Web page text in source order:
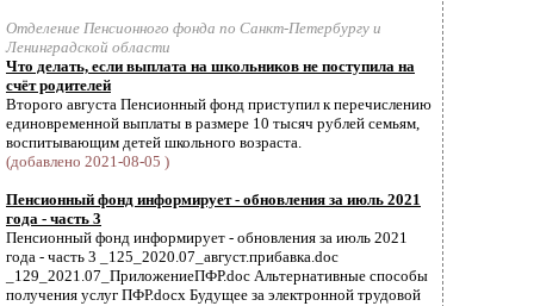
Отделение Пенсионного фонда по Санкт-Петербургу и
Ленинградской области
Что делать, если выплата на школьников не поступила на
счёт родителей
Второго августа Пенсионный фонд приступил к перечислению
единовременной выплаты в размере 10 тысяч рублей семьям,
воспитывающим детей школьного возраста.
(добавлено 2021-08-05 )
Пенсионный фонд информирует - обновления за июль 2021
года - часть 3
Пенсионный фонд информирует - обновления за июль 2021
года - часть 3 _125_2020.07_август.прибавка.doc
_129_2021.07_ПриложениеПФР.doc Альтернативные способы
получения услуг ПФР.docx Будущее за электронной трудовой